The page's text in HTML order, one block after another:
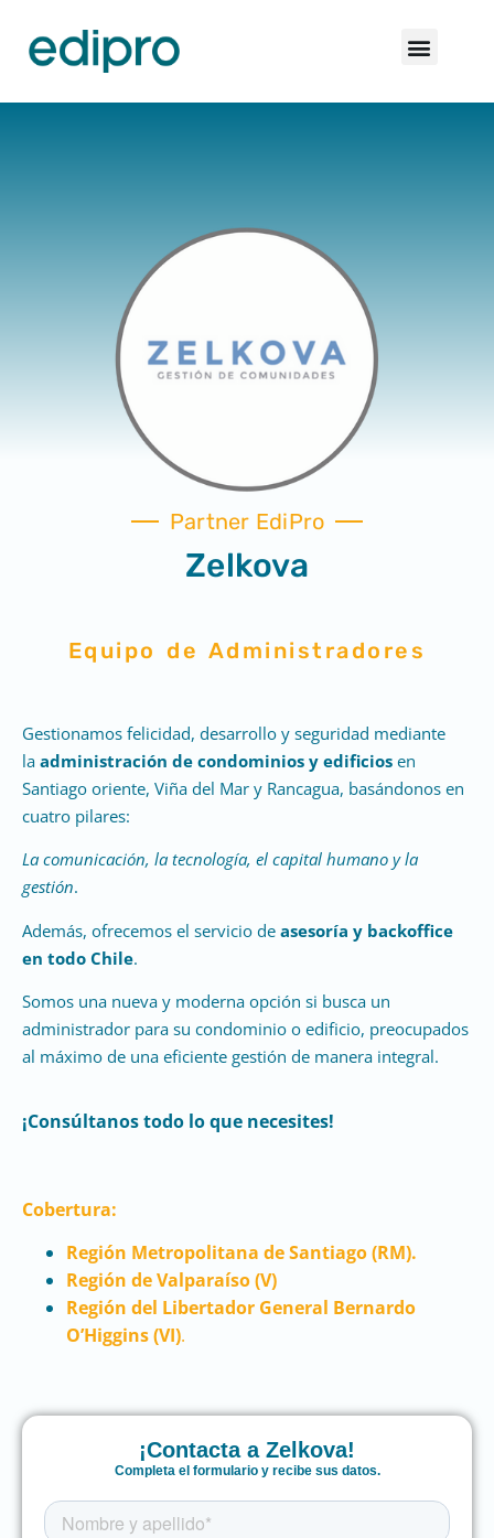
Partner EdiPro
Zelkova
Equipo de Administradores
Gestionamos felicidad, desarrollo y seguridad mediante
la administración de condominios y edificios en
Santiago oriente, Viña del Mar y Rancagua, basándonos en
cuatro pilares:
La comunicación, la tecnología, el capital humano y la
gestión.
Además, ofrecemos el servicio de asesoría y backoffice
en todo Chile.
Somos una nueva y moderna opción si busca un
administrador para su condominio o edificio, preocupados
al máximo de una eficiente gestión de manera integral.
¡Consúltanos todo lo que necesites!
Cobertura:
Región Metropolitana de Santiago (RM).
Región de Valparaíso (V)
Región del Libertador General Bernardo
O’Higgins (VI).